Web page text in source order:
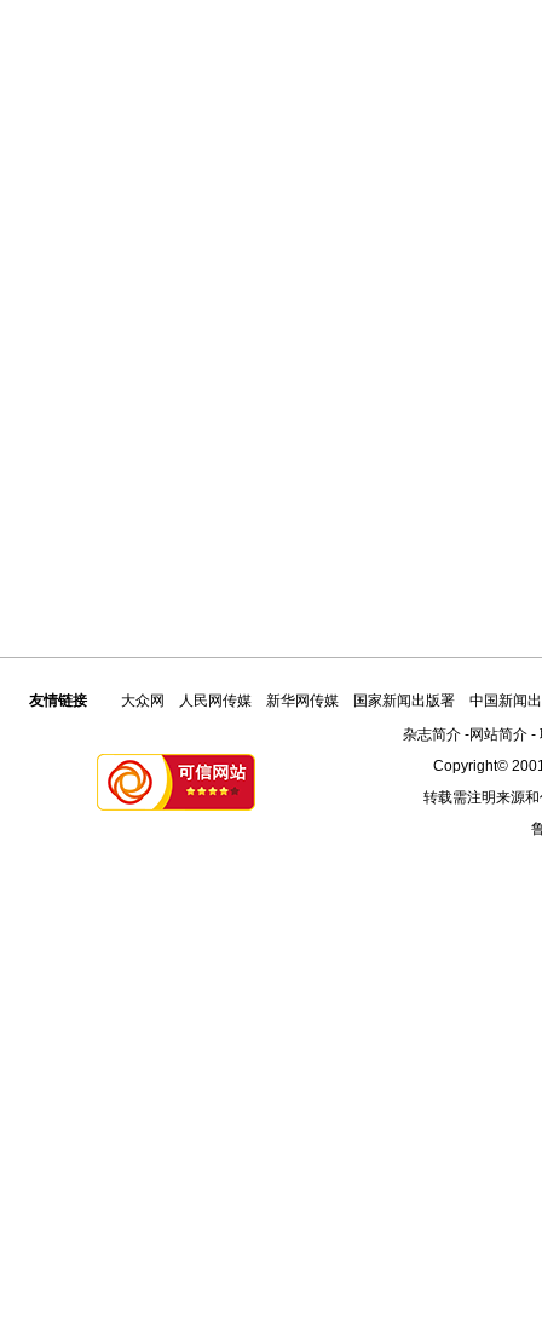
友情链接 大众网 人民网传媒 新华网传媒 国家新闻出版署
中国新闻
杂志简介-网站简介-
Copyright©
转载需注明来源